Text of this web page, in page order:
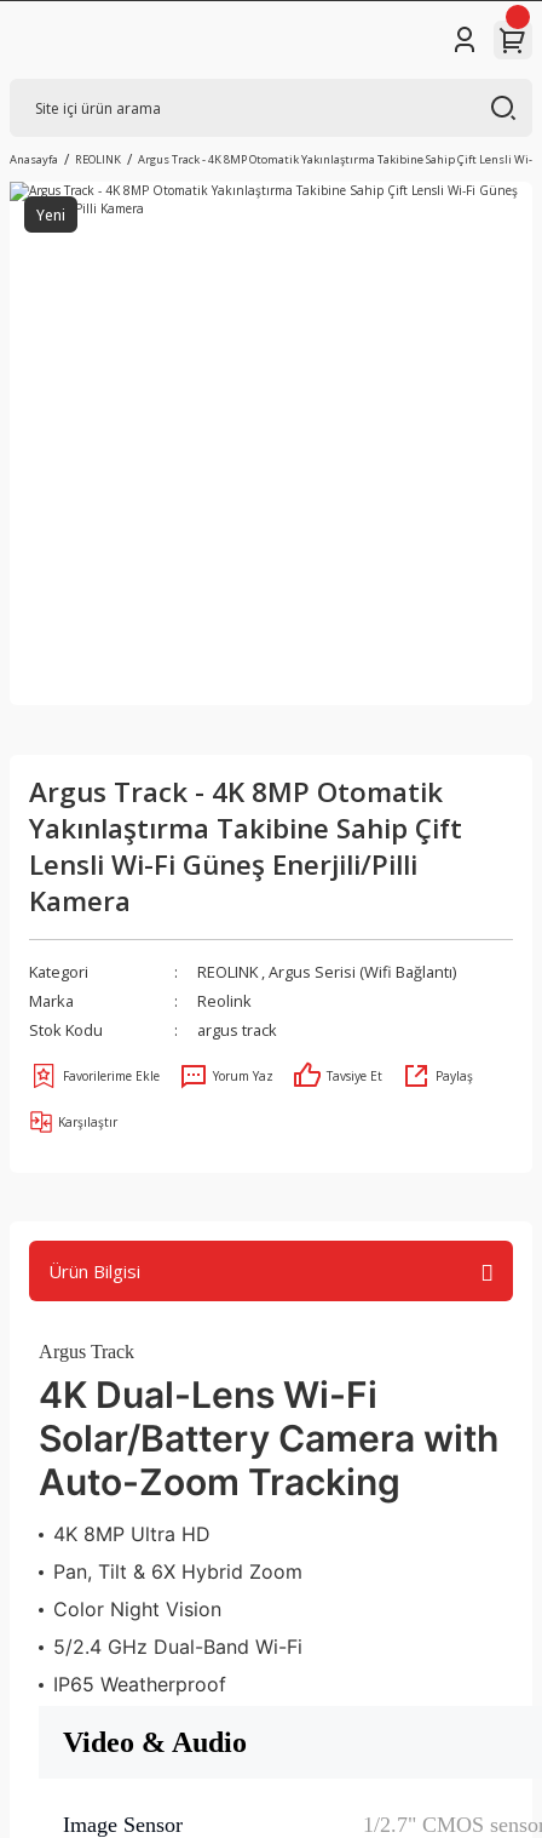
Anasayfa REOLINK Argus Track - 4K 8MP Otomatik Yakınlaştırma Takibine Sahip Çift Lensli
Yeni
Argus Track - 4K 8MP Otomatik
Yakınlaştırma Takibine Sahip Çift
Lensli Wi-Fi Güneş Enerjili/Pilli
Kamera
Kategori REOLINK ,Argus Serisi (Wifi Bağlantı)
Marka
Reolink
Stok Kodu
argus track
Yorum Yaz Tavsiye Et Paylaş
Karşılaştır
Ürün Bilgisi
Argus Track
4K Dual-Lens Wi-Fi
Solar/Battery Camera with
Auto-Zoom Tracking
4K 8MP Ultra HD
Pan, Tilt & 6X Hybrid Zoom
Color Night Vision
5/2.4 GHz Dual-Band Wi-Fi
IP65 Weatherproof
Video & Audio
Image Sensor 1/2.7" CMOS